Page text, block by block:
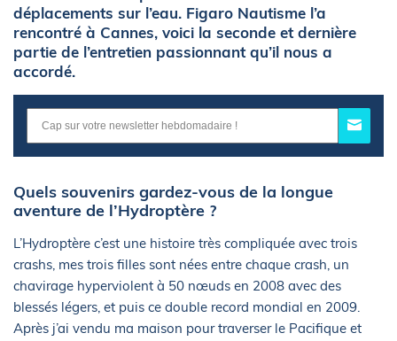
déplacements sur l’eau. Figaro Nautisme l’a
rencontré à Cannes, voici la seconde et dernière
partie de l’entretien passionnant qu’il nous a
accordé.
Quels souvenirs gardez-vous de la longue
aventure de l’Hydroptère ?
L’Hydroptère c’est une histoire très compliquée avec trois
crashs, mes trois filles sont nées entre chaque crash, un
chavirage hyperviolent à 50 nœuds en 2008 avec des
blessés légers, et puis ce double record mondial en 2009.
Après j’ai vendu ma maison pour traverser le Pacifique et